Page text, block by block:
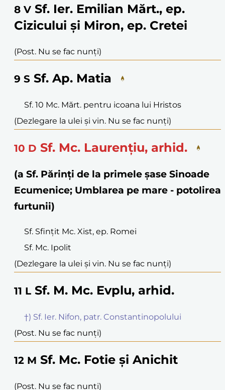
8 V Sf. Ier. Emilian Mărt., ep.
Cizicului și Miron, ep. Cretei
(Post. Nu se fac nunți)
9 S Sf. Ap. Matia
Sf. 10 Mc. Mărt. pentru icoana lui Hristos
(Dezlegare la ulei și vin. Nu se fac nunți)
10 D Sf. Mc. Laurențiu, arhid.
(a Sf. Părinți de la primele șase Sinoade
Ecumenice; Umblarea pe mare - potolirea
furtunii)
Sf. Sfințit Mc. Xist, ep. Romei
Sf. Mc. Ipolit
(Dezlegare la ulei și vin. Nu se fac nunți)
11 L Sf. M. Mc. Evplu, arhid.
†) Sf. Ier. Nifon, patr. Constantinopolului
(Post. Nu se fac nunți)
12 M Sf. Mc. Fotie și Anichit
(Post. Nu se fac nunți)